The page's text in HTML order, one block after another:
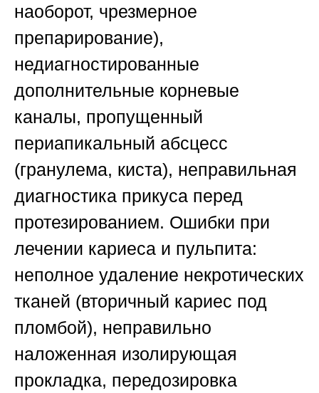
наоборот, чрезмерное
препарирование),
недиагностированные
дополнительные корневые
каналы, пропущенный
периапикальный абсцесс
(гранулема, киста), неправильная
диагностика прикуса перед
протезированием. Ошибки при
лечении кариеса и пульпита:
неполное удаление некротических
тканей (вторичный кариес под
пломбой), неправильно
наложенная изолирующая
прокладка, передозировка